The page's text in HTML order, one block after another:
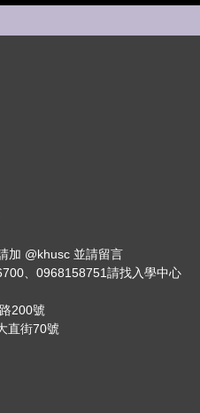
加 @khusc 並請留言
、0968158751請找入學中心
200號
直街70號